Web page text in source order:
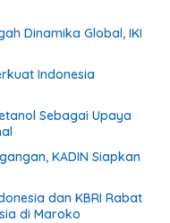
Dinamika Global, IKI
Indonesia
Sebagai Upaya
KADIN Siapkan
dan KBRI Rabat
di Maroko